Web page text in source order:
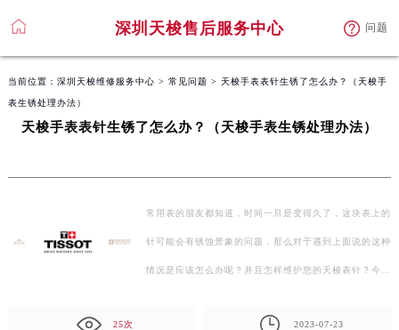
深圳天梭售后服务中心 问题
当前位置： 深圳天梭维修服务中心 > 常见问题 > 天梭手表表针生锈了怎么办？（天梭手
表生锈处理办法）
天梭手表表针生锈了怎么办？（天梭手表生锈处理办法）
常用表的朋友都知道，时间一旦是变得久了，这块表上的
针可能会有锈蚀景象的问题，那么对于遇到上面说的这种
情况是应该怎么办呢？并且怎样维护您的天梭表针？今天
25次 2023-07-23